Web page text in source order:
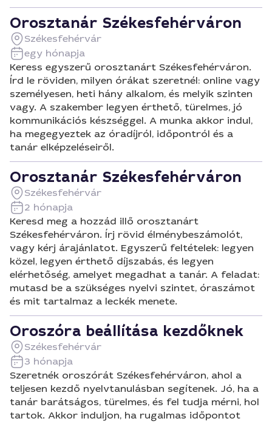
Orosztanár Székesfehérváron
Székesfehérvár
egy hónapja
Keress egyszerű orosztanárt Székesfehérváron.
Írd le röviden, milyen órákat szeretnél: online vagy
személyesen, heti hány alkalom, és melyik szinten
vagy. A szakember legyen érthető, türelmes, jó
kommunikációs készséggel. A munka akkor indul,
ha megegyeztek az óradíjról, időpontról és a
tanár elképzeléseiről.
Orosztanár Székesfehérváron
Székesfehérvár
2 hónapja
Keresd meg a hozzád illő orosztanárt
Székesfehérváron. Írj rövid élménybeszámolót,
vagy kérj árajánlatot. Egyszerű feltételek: legyen
közel, legyen érthető díjszabás, és legyen
elérhetőség, amelyet megadhat a tanár. A feladat:
mutasd be a szükséges nyelvi szintet, óraszámot
és mit tartalmaz a leckék menete.
Oroszóra beállítása kezdőknek
Székesfehérvár
3 hónapja
Szeretnék oroszórát Székesfehérváron, ahol a
teljesen kezdő nyelvtanulásban segítenek. Jó, ha a
tanár barátságos, türelmes, és fel tudja mérni, hol
tartok. Akkor induljon, ha rugalmas időpontot